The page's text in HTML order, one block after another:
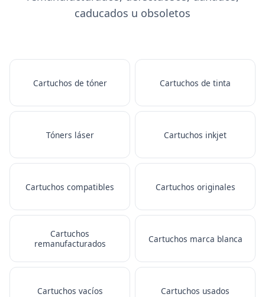
caducados u obsoletos
Cartuchos de tóner Cartuchos de tinta
Tóners láser Cartuchos inkjet
Cartuchos compatibles Cartuchos originales
Cartuchos
remanufacturados
Cartuchos marca blanca
Cartuchos vacíos Cartuchos usados